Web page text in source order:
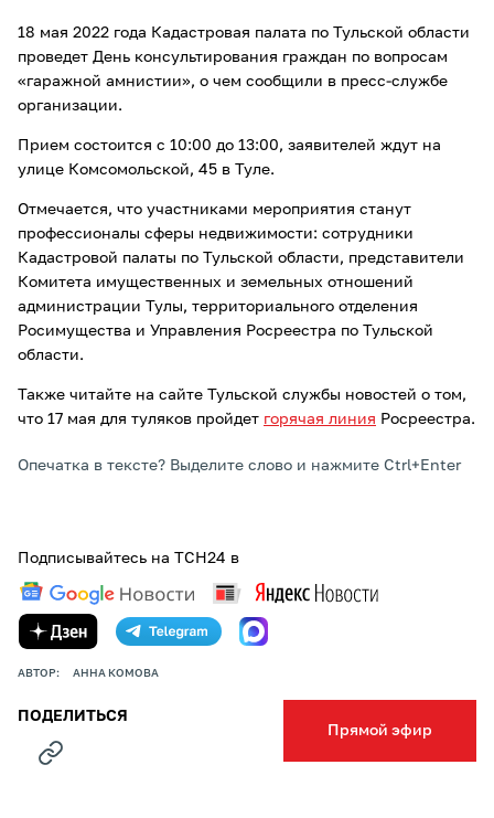
Прямой эфир
18 мая 2022 года Кадастровая палата по Тульской области
проведет День консультирования граждан по вопросам
«гаражной амнистии», о чем сообщили в пресс-службе
организации.
Прием состоится с 10:00 до 13:00, заявителей ждут на
улице Комсомольской, 45 в Туле.
Отмечается, что участниками мероприятия станут
профессионалы сферы недвижимости: сотрудники
Кадастровой палаты по Тульской области, представители
Комитета имущественных и земельных отношений
администрации Тулы, территориального отделения
Росимущества и Управления Росреестра по Тульской
области.
Также читайте на сайте Тульской службы новостей о том,
что 17 мая для туляков пройдет горячая линия Росреестра.
Опечатка в тексте? Выделите слово и нажмите Ctrl+Enter
Подписывайтесь на ТСН24 в
АВТОР: АННА КОМОВА
ПОДЕЛИТЬСЯ